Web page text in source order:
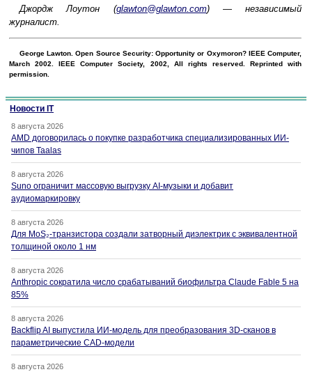
Джордж Лоутон (glawton@glawton.com) — независимый
журналист.
George Lawton. Open Source Security: Opportunity or Oxymoron? IEEE Computer,
March 2002. IEEE Computer Society, 2002, All rights reserved. Reprinted with
permission.
Новости IT
8 августа 2026
AMD договорилась о покупке разработчика специализированных ИИ-
чипов Taalas
8 августа 2026
Suno ограничит массовую выгрузку AI-музыки и добавит
аудиомаркировку
8 августа 2026
Для MoS₂-транзистора создали затворный диэлектрик с эквивалентной
толщиной около 1 нм
8 августа 2026
Anthropic сократила число срабатываний биофильтра Claude Fable 5 на
85%
8 августа 2026
Backflip AI выпустила ИИ-модель для преобразования 3D-сканов в
параметрические CAD-модели
8 августа 2026